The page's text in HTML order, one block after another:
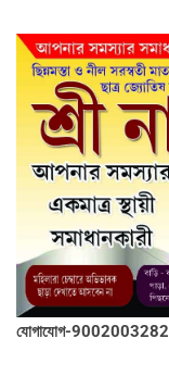
যোগাযোগ-9002003282